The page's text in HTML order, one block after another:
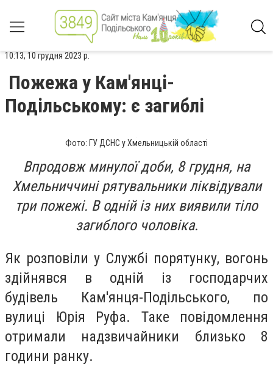
10:13, 10 грудня 2023 р.
Пожежа у Кам'янці-
Подільському: є загиблі
Фото: ГУ ДСНС у Хмельницькій області
Впродовж минулої доби, 8 грудня, на
Хмельниччині рятувальники ліквідували
три пожежі. В одній із них виявили тіло
загиблого чоловіка.
Як розповіли у Службі порятунку, вогонь
здійнявся в одній із господарчих
будівель Кам'янця-Подільського, по
вулиці Юрія Руфа. Таке повідомлення
отримали надзвичайники близько 8
години ранку.